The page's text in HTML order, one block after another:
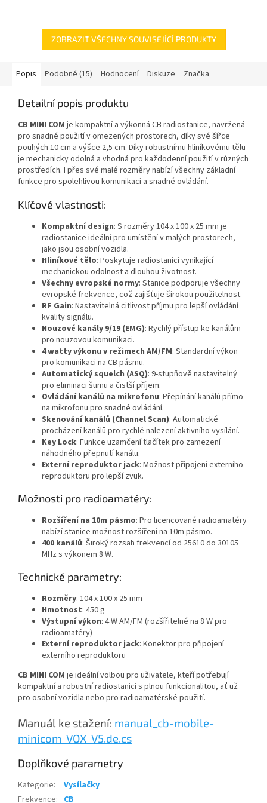
ZOBRAZIT VŠECHNY SOUVISEJÍCÍ PRODUKTY
Popis Podobné (15) Hodnocení Diskuze Značka
Detailní popis produktu
CB MINI COM je kompaktní a výkonná CB radiostanice, navržená
pro snadné použití v omezených prostorech, díky své šířce
pouhých 10 cm a výšce 2,5 cm. Díky robustnímu hliníkovému tělu
je mechanicky odolná a vhodná pro každodenní použití v různých
prostředích. I přes své malé rozměry nabízí všechny základní
funkce pro spolehlivou komunikaci a snadné ovládání.
Klíčové vlastnosti:
Kompaktní design: S rozměry 104 x 100 x 25 mm je
radiostanice ideální pro umístění v malých prostorech,
jako jsou osobní vozidla.
Hliníkové tělo: Poskytuje radiostanici vynikající
mechanickou odolnost a dlouhou životnost.
Všechny evropské normy: Stanice podporuje všechny
evropské frekvence, což zajišťuje širokou použitelnost.
RF Gain: Nastavitelná citlivost příjmu pro lepší ovládání
kvality signálu.
Nouzové kanály 9/19 (EMG): Rychlý přístup ke kanálům
pro nouzovou komunikaci.
4 watty výkonu v režimech AM/FM: Standardní výkon
pro komunikaci na CB pásmu.
Automatický squelch (ASQ): 9-stupňově nastavitelný
pro eliminaci šumu a čistší příjem.
Ovládání kanálů na mikrofonu: Přepínání kanálů přímo
na mikrofonu pro snadné ovládání.
Skenování kanálů (Channel Scan): Automatické
procházení kanálů pro rychlé nalezení aktivního vysílání.
Key Lock: Funkce uzamčení tlačítek pro zamezení
náhodného přepnutí kanálu.
Externí reproduktor jack: Možnost připojení externího
reproduktoru pro lepší zvuk.
Možnosti pro radioamatéry:
Rozšíření na 10m pásmo: Pro licencované radioamatéry
nabízí stanice možnost rozšíření na 10m pásmo.
400 kanálů: Široký rozsah frekvencí od 25610 do 30105
MHz s výkonem 8 W.
Technické parametry:
Rozměry: 104 x 100 x 25 mm
Hmotnost: 450 g
Výstupní výkon: 4 W AM/FM (rozšířitelné na 8 W pro
radioamatéry)
Externí reproduktor jack: Konektor pro připojení
externího reproduktoru
CB MINI COM je ideální volbou pro uživatele, kteří potřebují
kompaktní a robustní radiostanici s plnou funkcionalitou, ať už
pro osobní vozidla nebo pro radioamatérské použití.
Manuál ke stažení: manual_cb-mobile-
minicom_VOX_V5.de.cs
Doplňkové parametry
Kategorie:
Vysílačky
Frekvence: CB